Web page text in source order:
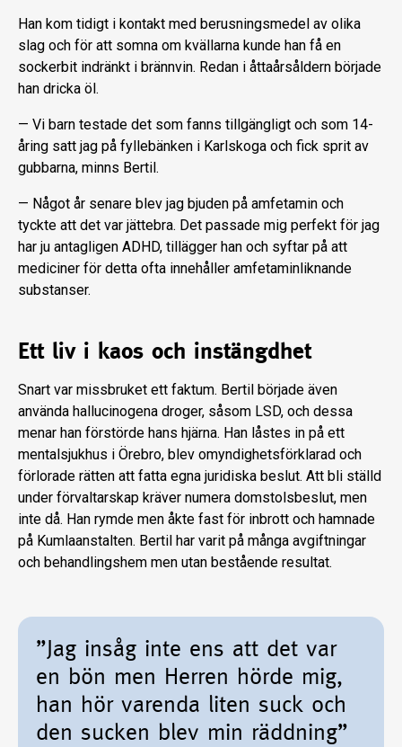
Han kom tidigt i kontakt med berusnings­medel av olika
slag och för att somna om kvällarna kunde han få en
sockerbit indränkt i brännvin. Redan i åttaårsåldern började
han dricka öl.
— Vi barn testade det som fanns tillgängligt och som 14-
åring satt jag på fyllebänken i Karl­skoga och fick sprit av
gubbarna, minns Bertil.
— Något år senare blev jag bjuden på am­fetamin och
tyckte att det var jättebra. Det passade mig perfekt för jag
har ju antagligen ADHD, tillägger han och syftar på att
medi­ciner för detta ofta innehåller amfetaminlik­nande
substanser.
Ett liv i kaos och instängdhet
Snart var missbruket ett faktum. Bertil började även
använda hallucinogena droger, såsom LSD, och dessa
menar han förstörde hans hjärna. Han låstes in på ett
mentalsjuk­hus i Örebro, blev omyndighetsförklarad och
förlorade rätten att fatta egna juridiska be­slut. Att bli ställd
under förvaltarskap krä­ver numera domstolsbeslut, men
inte då. Han rymde men åkte fast för inbrott och hamnade
på Kumlaanstalten. Bertil har va­rit på många avgiftningar
och behandlings­hem men utan bestående resultat.
”Jag insåg inte ens att det var
en bön men Herren hörde mig,
han hör varenda liten suck och
den sucken blev min räddning”